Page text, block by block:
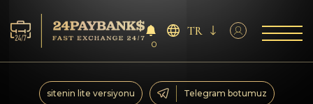
Servisler
0
TR
sitenin lite versiyonu Telegram botumuz